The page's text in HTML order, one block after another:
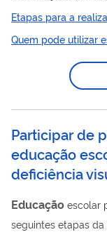
na área de
Etapas para a
Quem pode utilizar
Participar de
educação
deficiência
Educação escolar
seguintes etapas da